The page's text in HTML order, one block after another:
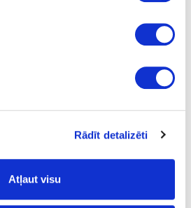
Rādīt detalizēti
Atļaut visu
26.87